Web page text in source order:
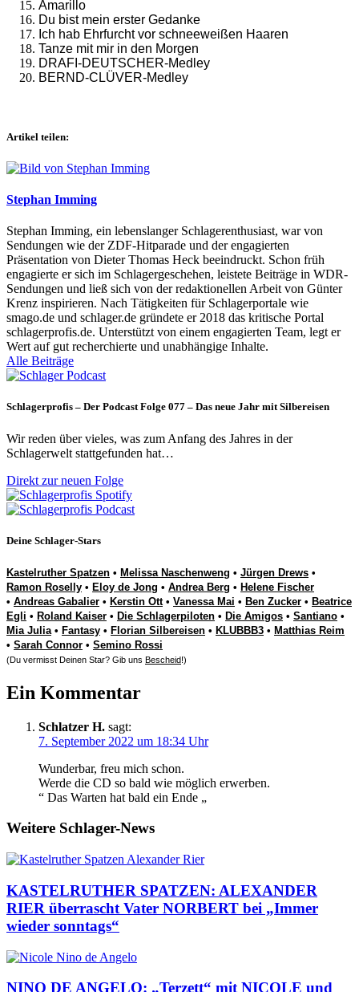
Amarillo
Du bist mein erster Gedanke
Ich hab Ehrfurcht vor schneeweißen Haaren
Tanze mit mir in den Morgen
DRAFI-DEUTSCHER-Medley
BERND-CLÜVER-Medley
Artikel teilen:
Stephan Imming
Stephan Imming, ein lebenslanger Schlagerenthusiast, war von
Sendungen wie der ZDF-Hitparade und der engagierten
Präsentation von Dieter Thomas Heck beeindruckt. Schon früh
engagierte er sich im Schlagergeschehen, leistete Beiträge in WDR-
Sendungen und ließ sich von der redaktionellen Arbeit von Günter
Krenz inspirieren. Nach Tätigkeiten für Schlagerportale wie
smago.de und schlager.de gründete er 2018 das kritische Portal
schlagerprofis.de. Unterstützt von einem engagierten Team, legt er
Wert auf gut recherchierte und unabhängige Inhalte.
Alle Beiträge
Schlagerprofis – Der Podcast Folge 077 – Das neue Jahr mit Silbereisen
Wir reden über vieles, was zum Anfang des Jahres in der
Schlagerwelt stattgefunden hat…
Direkt zur neuen Folge
Deine Schlager-Stars
Kastelruther Spatzen • Melissa Naschenweng • Jürgen Drews •
Ramon Roselly • Eloy de Jong • Andrea Berg • Helene Fischer
• Andreas Gabalier • Kerstin Ott• Vanessa Mai • Ben Zucker • Beatrice
Egli • Roland Kaiser • Die Schlagerpiloten • Die Amigos • Santiano •
Mia Julia • Fantasy • Florian Silbereisen • KLUBBB3 • Matthias Reim
• Sarah Connor • Semino Rossi
(Du vermisst Deinen Star? Gib uns Bescheid!)
Ein Kommentar
Schlatzer H. sagt:
7. September 2022 um 18:34 Uhr
Wunderbar, freu mich schon.
Werde die CD so bald wie möglich erwerben.
“ Das Warten hat bald ein Ende „
Weitere Schlager-News
KASTELRUTHER SPATZEN: ALEXANDER
RIER überrascht Vater NORBERT bei „Immer
wieder sonntags“
NINO DE ANGELO: „Terzett“ mit NICOLE und